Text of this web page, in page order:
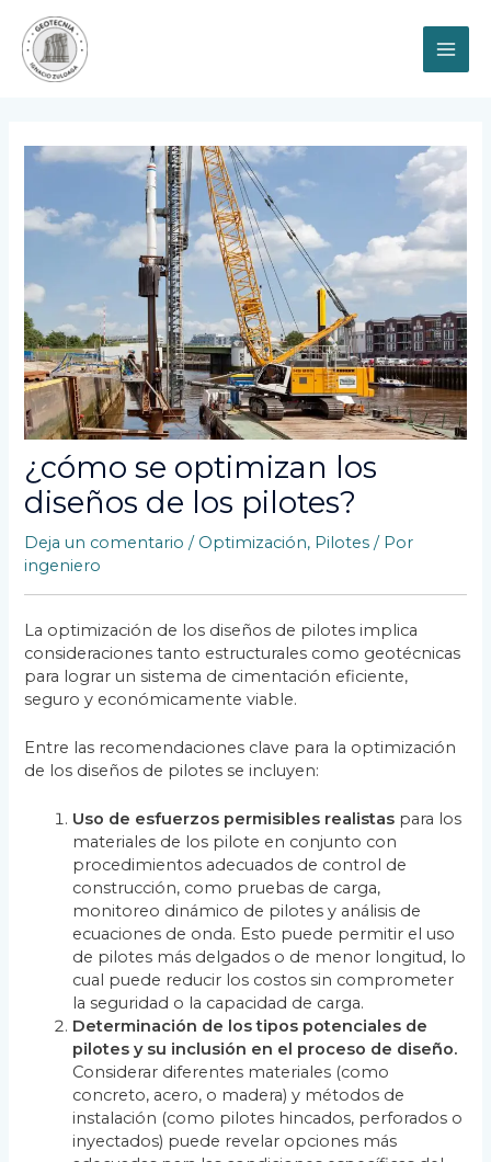
contenido
¿cómo se optimizan los
diseños de los pilotes?
Deja un comentario / Optimización, Pilotes / Por
ingeniero
La optimización de los diseños de pilotes implica
consideraciones tanto estructurales como geotécnicas
para lograr un sistema de cimentación eficiente,
seguro y económicamente viable.
Entre las recomendaciones clave para la optimización
de los diseños de pilotes se incluyen:
Uso de esfuerzos permisibles realistas para los
materiales de los pilote en conjunto con
procedimientos adecuados de control de
construcción, como pruebas de carga,
monitoreo dinámico de pilotes y análisis de
ecuaciones de onda. Esto puede permitir el uso
de pilotes más delgados o de menor longitud, lo
cual puede reducir los costos sin comprometer
la seguridad o la capacidad de carga.
Determinación de los tipos potenciales de
pilotes y su inclusión en el proceso de diseño.
Considerar diferentes materiales (como
concreto, acero, o madera) y métodos de
instalación (como pilotes hincados, perforados o
inyectados) puede revelar opciones más